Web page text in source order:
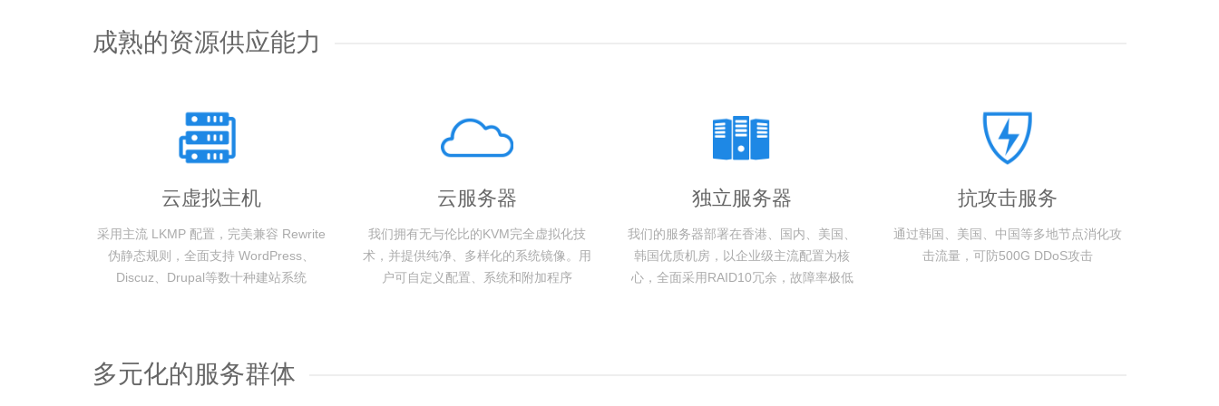
成熟的资源供应能力
云虚拟主机
采用主流 LKMP 配置，完美兼容 Rewrite
伪静态规则，全面支持 WordPress、
Discuz、Drupal等数十种建站系统
云服务器
我们拥有无与伦比的KVM完全虚拟化技
术，并提供纯净、多样化的系统镜像。用
户可自定义配置、系统和附加程序
独立服务器
我们的服务器部署在香港、国内、美国、
韩国优质机房，以企业级主流配置为核
心，全面采用RAID10冗余，故障率极低
抗攻击服务
通过韩国、美国、中国等多地节点消化攻
击流量，可防500G DDoS攻击
多元化的服务群体